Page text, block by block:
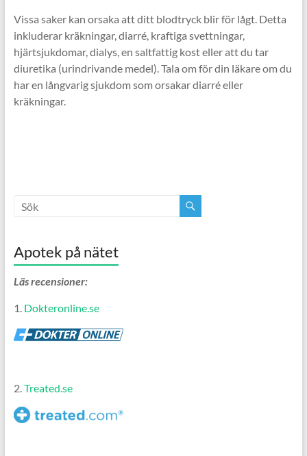
Vissa saker kan orsaka att ditt blodtryck blir för lågt. Detta
inkluderar kräkningar, diarré, kraftiga svettningar,
hjärtsjukdomar, dialys, en saltfattig kost eller att du tar
diuretika (urindrivande medel). Tala om för din läkare om du
har en långvarig sjukdom som orsakar diarré eller
kräkningar.
Apotek på nätet
Läs recensioner:
1. Dokteronline.se
2.Treated.se